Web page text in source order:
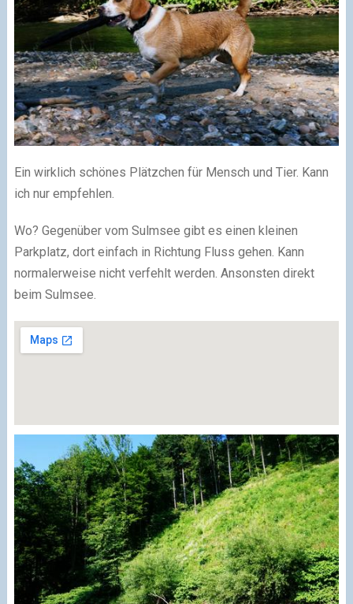
Ein wirklich schönes Plätzchen für Mensch und Tier. Kann
ich nur empfehlen.
Wo? Gegenüber vom Sulmsee gibt es einen kleinen
Parkplatz, dort einfach in Richtung Fluss gehen. Kann
normalerweise nicht verfehlt werden. Ansonsten direkt
beim Sulmsee.